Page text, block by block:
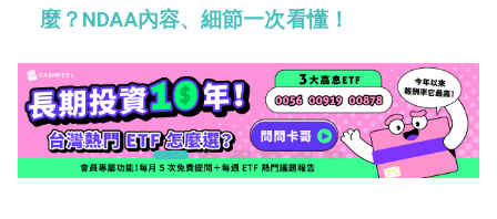
麼？NDAA內容、細節一次看懂！